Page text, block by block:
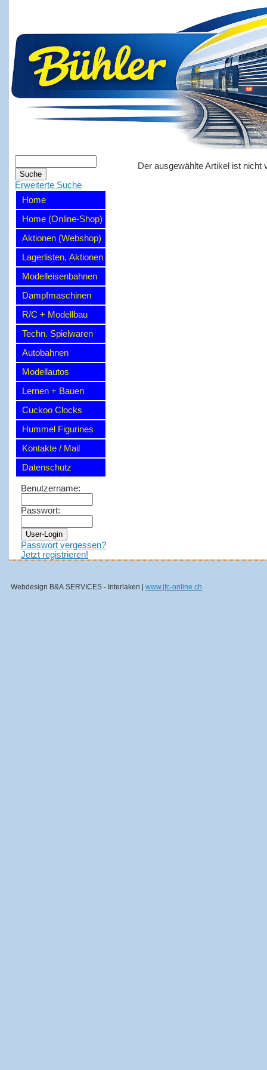
Erweiterte Suche
Home
Home (Online-Shop)
Aktionen (Webshop)
Lagerlisten, Aktionen
Modelleisenbahnen
Dampfmaschinen
R/C + Modellbau
Techn. Spielwaren
Autobahnen
Modellautos
Lernen + Bauen
Cuckoo Clocks
Hummel Figurines
Kontakte / Mail
Datenschutz
Benutzername:
Passwort:
Passwort vergessen?
Jetzt registrieren!
Der ausgewählte Artikel ist nicht
Webdesign B&A SERVICES - Interlaken | www.jfc-online.ch